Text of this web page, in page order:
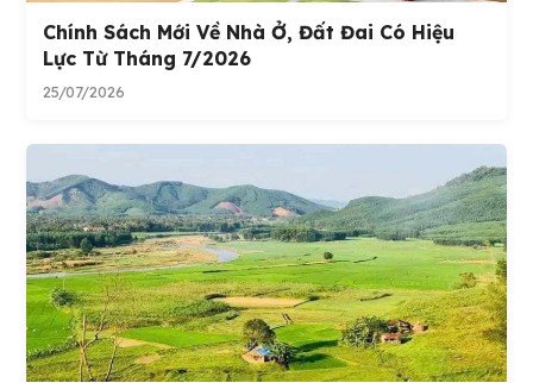
Chính Sách Mới Về Nhà Ở, Đất Đai Có Hiệu
Lực Từ Tháng 7/2026
25/07/2026